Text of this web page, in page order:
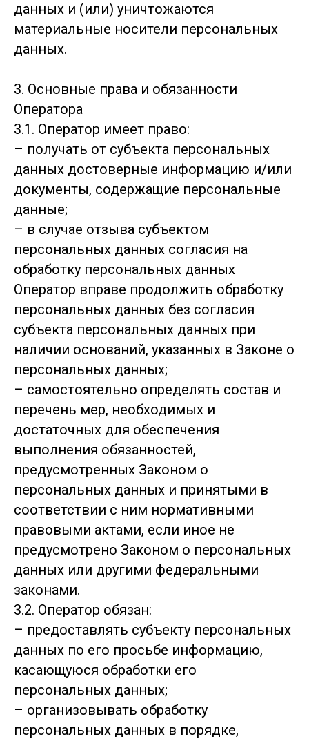
данных и (или) уничтожаются
материальные носители персональных
данных.
3. Основные права и обязанности
Оператора
3.1. Оператор имеет право:
– получать от субъекта персональных
данных достоверные информацию и/или
документы, содержащие персональные
данные;
– в случае отзыва субъектом
персональных данных согласия на
обработку персональных данных
Оператор вправе продолжить обработку
персональных данных без согласия
субъекта персональных данных при
наличии оснований, указанных в Законе о
персональных данных;
– самостоятельно определять состав и
перечень мер, необходимых и
достаточных для обеспечения
выполнения обязанностей,
предусмотренных Законом о
персональных данных и принятыми в
соответствии с ним нормативными
правовыми актами, если иное не
предусмотрено Законом о персональных
данных или другими федеральными
законами.
3.2. Оператор обязан:
– предоставлять субъекту персональных
данных по его просьбе информацию,
касающуюся обработки его
персональных данных;
– организовывать обработку
персональных данных в порядке,